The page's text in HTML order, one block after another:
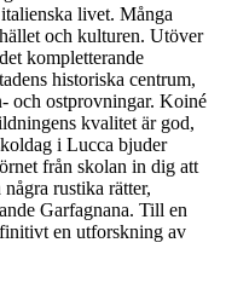
livet. Många
och kulturen. Utöver
kompletterande
historiska centrum,
och ostprovningar. Koiné
kvalitet är god,
i Lucca bjuder
från skolan in dig att
rustika rätter,
Garfagnana. Till en
en utforskning av